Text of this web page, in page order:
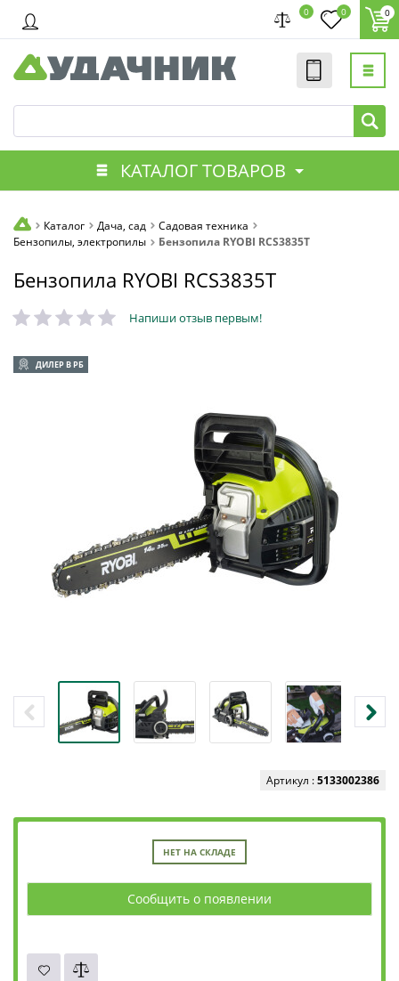
0 0 0
КАТАЛОГ ТОВАРОВ
Каталог Дача, сад
Садовая техника
Бензопилы, электропилы
Бензопила RYOBI RCS3835T
Бензопила RYOBI RCS3835T
Напиши отзыв первым!
ДИЛЕР В РБ
Артикул :5133002386
НЕТ НА СКЛАДЕ
Сообщить о появлении